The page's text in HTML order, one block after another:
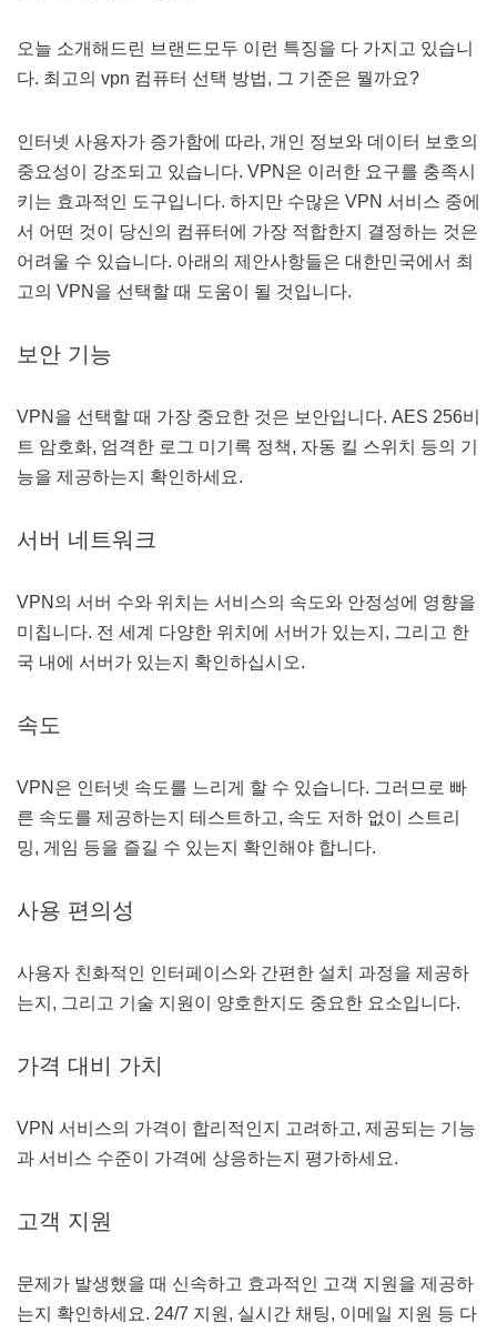
오늘 소개해드린 브랜드모두 이런 특징을 다 가지고 있습니
다. 최고의 vpn 컴퓨터 선택 방법, 그 기준은 뭘까요?
인터넷 사용자가 증가함에 따라, 개인 정보와 데이터 보호의
중요성이 강조되고 있습니다. VPN은 이러한 요구를 충족시
키는 효과적인 도구입니다. 하지만 수많은 VPN 서비스 중에
서 어떤 것이 당신의 컴퓨터에 가장 적합한지 결정하는 것은
어려울 수 있습니다. 아래의 제안사항들은 대한민국에서 최
고의 VPN을 선택할 때 도움이 될 것입니다.
보안 기능
VPN을 선택할 때 가장 중요한 것은 보안입니다. AES 256비
트 암호화, 엄격한 로그 미기록 정책, 자동 킬 스위치 등의 기
능을 제공하는지 확인하세요.
서버 네트워크
VPN의 서버 수와 위치는 서비스의 속도와 안정성에 영향을
미칩니다. 전 세계 다양한 위치에 서버가 있는지, 그리고 한
국 내에 서버가 있는지 확인하십시오.
속도
VPN은 인터넷 속도를 느리게 할 수 있습니다. 그러므로 빠
른 속도를 제공하는지 테스트하고, 속도 저하 없이 스트리
밍, 게임 등을 즐길 수 있는지 확인해야 합니다.
사용 편의성
사용자 친화적인 인터페이스와 간편한 설치 과정을 제공하
는지, 그리고 기술 지원이 양호한지도 중요한 요소입니다.
가격 대비 가치
VPN 서비스의 가격이 합리적인지 고려하고, 제공되는 기능
과 서비스 수준이 가격에 상응하는지 평가하세요.
고객 지원
문제가 발생했을 때 신속하고 효과적인 고객 지원을 제공하
는지 확인하세요. 24/7 지원, 실시간 채팅, 이메일 지원 등 다